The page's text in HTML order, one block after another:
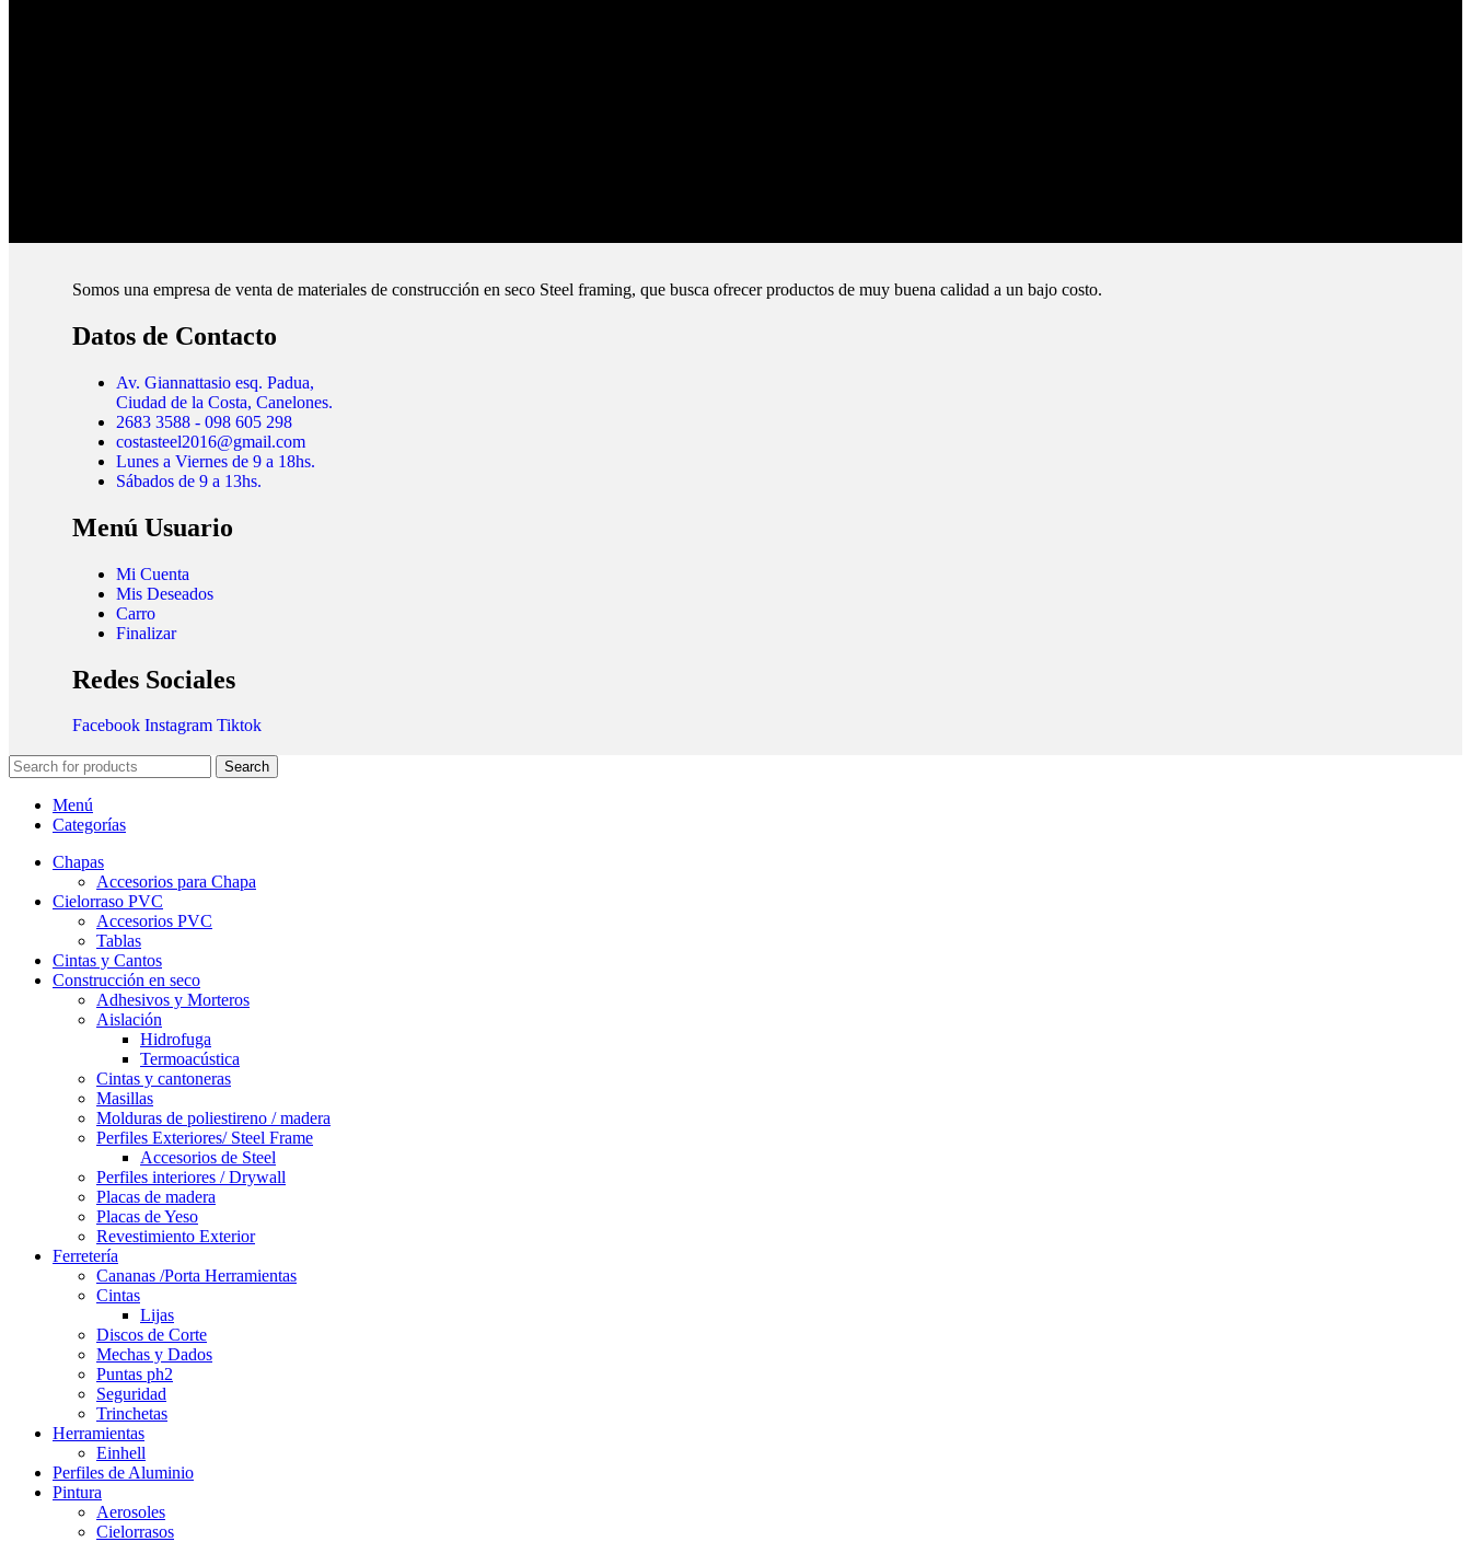
Somos una empresa de venta de materiales de construcción en seco Steel framing, que busca ofrecer productos de muy buena calidad a un bajo costo.
Datos de Contacto
Av. Giannattasio esq. Padua,
Ciudad de la Costa, Canelones.
2683 3588 - 098 605 298
costasteel2016@gmail.com
Lunes a Viernes de 9 a 18hs.
Sábados de 9 a 13hs.
Menú Usuario
Mi Cuenta
Mis Deseados
Carro
Finalizar
Redes Sociales
Facebook Instagram Tiktok
Search
Menú
Categorías
Chapas
Accesorios para Chapa
Cielorraso PVC
Accesorios PVC
Tablas
Cintas y Cantos
Construcción en seco
Adhesivos y Morteros
Aislación
Hidrofuga
Termoacústica
Cintas y cantoneras
Masillas
Molduras de poliestireno / madera
Perfiles Exteriores/ Steel Frame
Accesorios de Steel
Perfiles interiores / Drywall
Placas de madera
Placas de Yeso
Revestimiento Exterior
Ferretería
Cananas /Porta Herramientas
Cintas
Lijas
Discos de Corte
Mechas y Dados
Puntas ph2
Seguridad
Trinchetas
Herramientas
Einhell
Perfiles de Aluminio
Pintura
Aerosoles
Cielorrasos